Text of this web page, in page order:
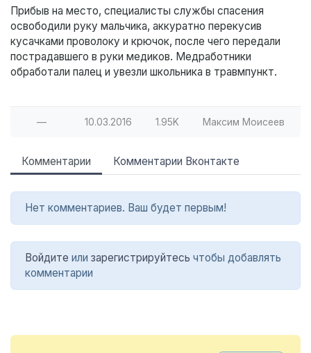
Прибыв на место, специалисты службы спасения
освободили руку мальчика, аккуратно перекусив
кусачками проволоку и крючок, после чего передали
пострадавшего в руки медиков. Медработники
обработали палец и увезли школьника в травмпункт.
— 10.03.2016 1.95K Максим Моисеев
Комментарии Комментарии Вконтакте
Нет комментариев. Ваш будет первым!
Войдите или зарегистрируйтесь чтобы добавлять
комментарии